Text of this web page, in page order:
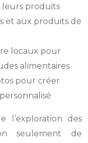
leurs produits
et aux produits de
locaux pour
alimentaires
pour créer
l’exploration des
seulement de